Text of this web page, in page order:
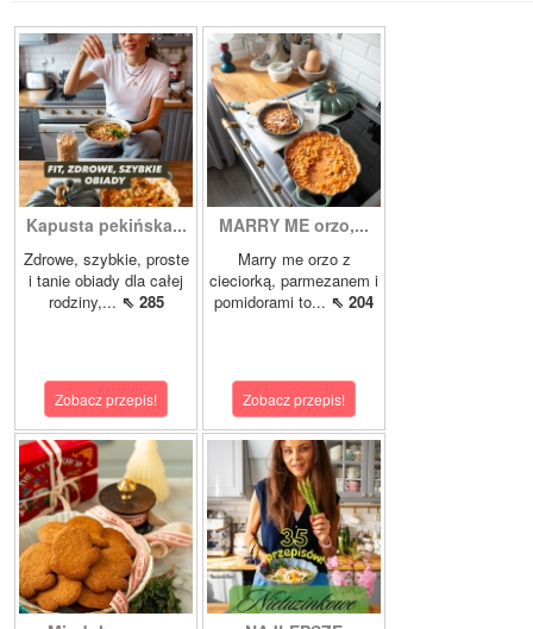
Kapusta pekińska...
Zdrowe, szybkie, proste
i tanie obiady dla całej
rodziny,... ⇖ 285
Zobacz przepis!
MARRY ME orzo,...
Marry me orzo z
cieciorką, parmezanem i
pomidorami to... ⇖ 204
Zobacz przepis!